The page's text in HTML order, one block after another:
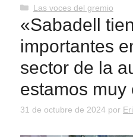
Categorías
Las voces del gremio
«Sabadell
importantes
sector de la
estamos muy
31 de octubre de 2024 por Eri